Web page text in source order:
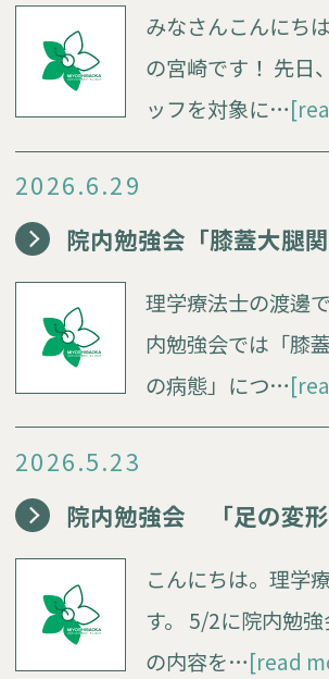
みなさんこんにち
の宮崎です！ 先日
ッフを対象に…
2026.6.29
理学療法士の渡邊
内勉強会では「膝
の病態」につ…
2026.5.23
こんにちは。理学
す。 5/2に院内勉
の内容を…[read